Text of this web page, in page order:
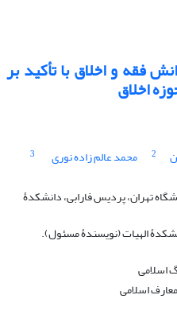
فقه و اخلاق با تأکید بر
اخلاق
2 محمد عالم زاده نوری 3
تهران، پردیس فارابی، دانشکدۀ
الهیات (نویسندۀ مسئول).
اسلامی
اسلامی